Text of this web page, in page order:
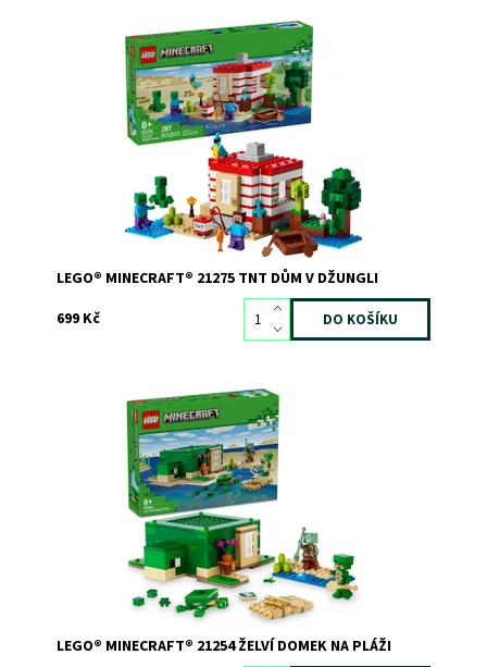
Hluboko v biomu džungle najdete úžasný dům ve tvaru
TNT, ve kterém si můžete odpočinout, rybařit a hrát si s
přátelským papouškem. Ale pozor – poblíž číhá
Creeper™ a zombie a jsou připraveni zaútočit! Spusťte
výbuch, který vyhodí do povětří celou budovu. Až...
Skladem2
12468
LEGO
LEGO® MINECRAFT® 21275 TNT DŮM V DŽUNGLI
699 Kč
Želví domek plný zábavy a postav ze světa Minecraft®
Dostupnost:
Skladem3
11466
LEGO
LEGO® MINECRAFT® 21254 ŽELVÍ DOMEK NA PLÁŽI